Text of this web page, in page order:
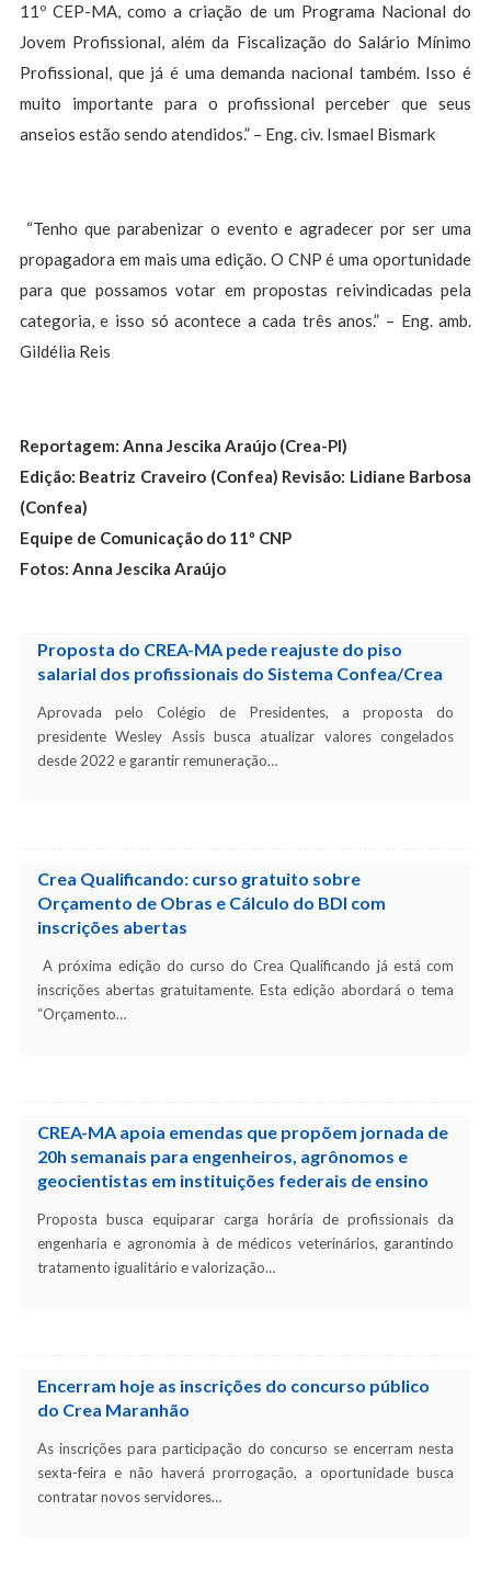
11º CEP-MA, como a criação de um Programa Nacional do
Jovem Profissional, além da Fiscalização do Salário Mínimo
Profissional, que já é uma demanda nacional também. Isso é
muito importante para o profissional perceber que seus
anseios estão sendo atendidos.” – Eng. civ. Ismael Bismark
“Tenho que parabenizar o evento e agradecer por ser uma
propagadora em mais uma edição. O CNP é uma oportunidade
para que possamos votar em propostas reivindicadas pela
categoria, e isso só acontece a cada três anos.” – Eng. amb.
Gildélia Reis
Reportagem: Anna Jescika Araújo (Crea-PI)
Edição: Beatriz Craveiro (Confea) Revisão: Lidiane Barbosa
(Confea)
Equipe de Comunicação do 11º CNP
Fotos: Anna Jescika Araújo
Proposta do CREA-MA pede reajuste do piso
salarial dos profissionais do Sistema Confea/Crea
Aprovada pelo Colégio de Presidentes, a proposta do
presidente Wesley Assis busca atualizar valores congelados
desde 2022 e garantir remuneração…
Crea Qualificando: curso gratuito sobre
Orçamento de Obras e Cálculo do BDI com
inscrições abertas
A próxima edição do curso do Crea Qualificando já está com
inscrições abertas gratuitamente. Esta edição abordará o tema
“Orçamento…
CREA-MA apoia emendas que propõem jornada de
20h semanais para engenheiros, agrônomos e
geocientistas em instituições federais de ensino
Proposta busca equiparar carga horária de profissionais da
engenharia e agronomia à de médicos veterinários, garantindo
tratamento igualitário e valorização…
Encerram hoje as inscrições do concurso público
do Crea Maranhão
As inscrições para participação do concurso se encerram nesta
sexta-feira e não haverá prorrogação, a oportunidade busca
contratar novos servidores…